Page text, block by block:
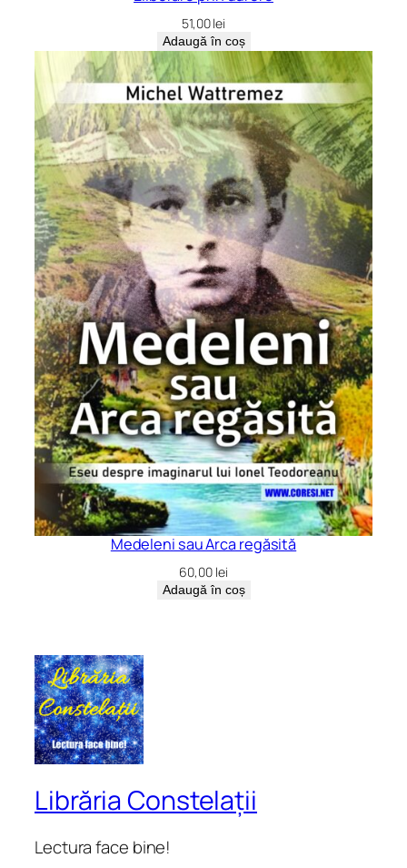
51,00lei
Adaugă în coș
Medeleni sau Arca regăsită
60,00 lei
Adaugă în coș
Librăria Constelații
Lectura face bine!